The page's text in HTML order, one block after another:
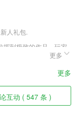
人礼包.
挥到极致的作品，玩家
力巨大，释放便可以满
相当完善的游玩环境，
的知心朋友
更多
更多
互动 ( 547 条 )